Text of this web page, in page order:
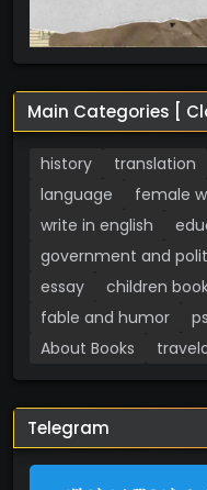
Main Categories [
history translation
language
female
write in english
government and
essay
children
fable and humor
About Books
Telegram